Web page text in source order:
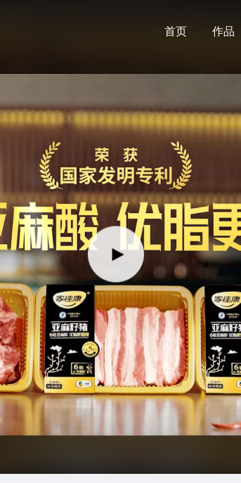
首页 作品